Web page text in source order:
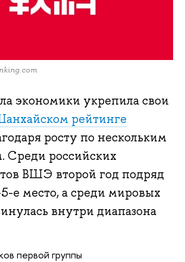
экономики укрепила свои
рейтинге
росту по нескольким
Среди российских
ВШЭ второй год подряд
е место, а среди мировых
внутри диапазона
первой группы